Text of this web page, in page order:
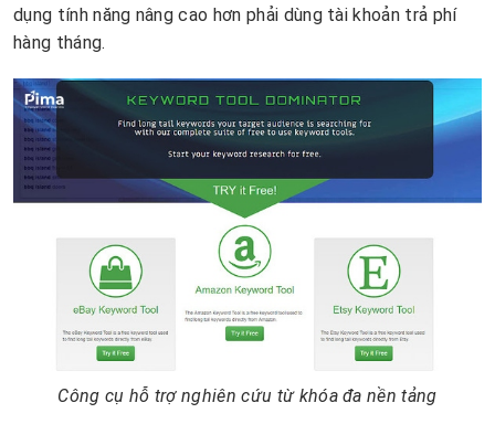
dụng tính năng nâng cao hơn phải dùng tài khoản trả phí
hàng tháng.
Công cụ hỗ trợ nghiên cứu từ khóa đa nền tảng